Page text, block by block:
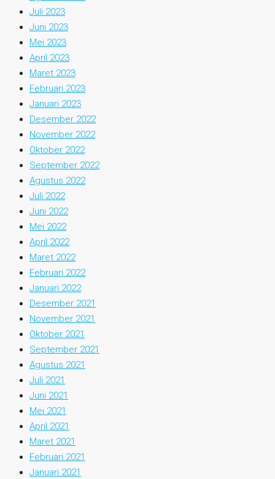
Juli 2023
Juni 2023
Mei 2023
April 2023
Maret 2023
Februari 2023
Januari 2023
Desember 2022
November 2022
Oktober 2022
September 2022
Agustus 2022
Juli 2022
Juni 2022
Mei 2022
April 2022
Maret 2022
Februari 2022
Januari 2022
Desember 2021
November 2021
Oktober 2021
September 2021
Agustus 2021
Juli 2021
Juni 2021
Mei 2021
April 2021
Maret 2021
Februari 2021
Januari 2021